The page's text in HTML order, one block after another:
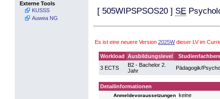
Externe Tools
KUSSS
Auwea NG
[ 505WIPSPSOS20 ] SE
Es ist eine neuere Version 2025Wdieser LV im
Workload Ausbildungslevel
3 ECTS
B2 - Bachelor 2.
Jahr
Pädagogik/
Detailinformationen
Anmeldevoraussetzungen keine